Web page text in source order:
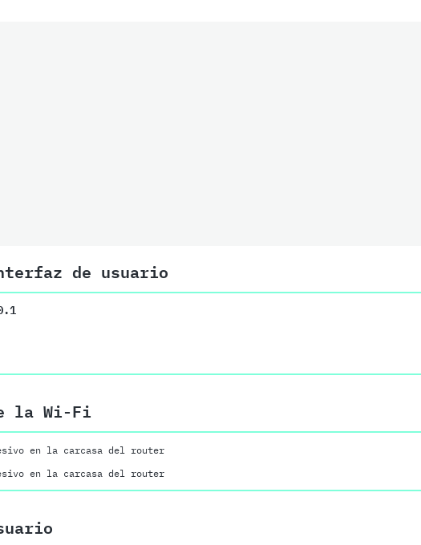
de usuario
la Wi-Fi
en la carcasa del router
en la carcasa del router